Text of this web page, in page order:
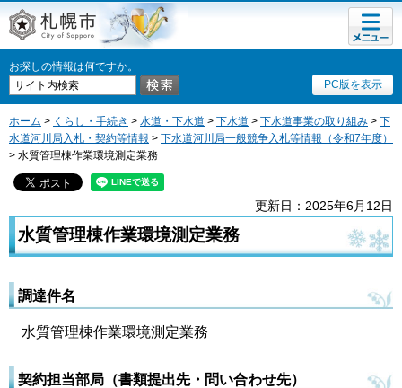
札幌市
お探しの情報は何ですか。
PC版を表示
メニュ
ー
ホーム > くらし・手続き > 水道・下水道 > 下水道 > 下水道事業の取り組み > 下
水道河川局入札・契約等情報 > 下水道河川局一般競争入札等情報（令和7年度）
> 水質管理棟作業環境測定業務
更新日：2025年6月12日
水質管理棟作業環境測定業務
調達件名
水質管理棟作業環境測定業務
契約担当部局（書類提出先・問い合わせ先）